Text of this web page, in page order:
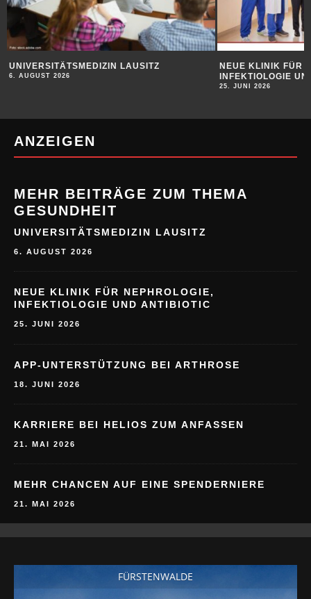
UNIVERSITÄTSMEDIZIN LAUSITZ
6. AUGUST 2026
NEUE KLINIK FÜR
INFEKTIOLOGIE
25. JUNI 2026
ANZEIGEN
MEHR BEITRÄGE ZUM THEMA
GESUNDHEIT
UNIVERSITÄTSMEDIZIN LAUSITZ
6. AUGUST 2026
NEUE KLINIK FÜR NEPHROLOGIE,
INFEKTIOLOGIE UND ANTIBIOTIC
25. JUNI 2026
APP-UNTERSTÜTZUNG BEI ARTHROSE
18. JUNI 2026
KARRIERE BEI HELIOS ZUM ANFASSEN
21. MAI 2026
MEHR CHANCEN AUF EINE SPENDERNIERE
21. MAI 2026
FÜRSTENWALDE